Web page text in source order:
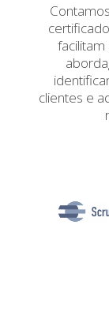
clientes e